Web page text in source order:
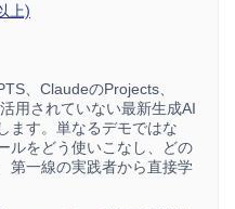
上)
、ClaudeのProjects、
用されていない最新生成AI
ます。単なるデモではな
ルをどう使いこなし、どの
第一線の実践者から直接学